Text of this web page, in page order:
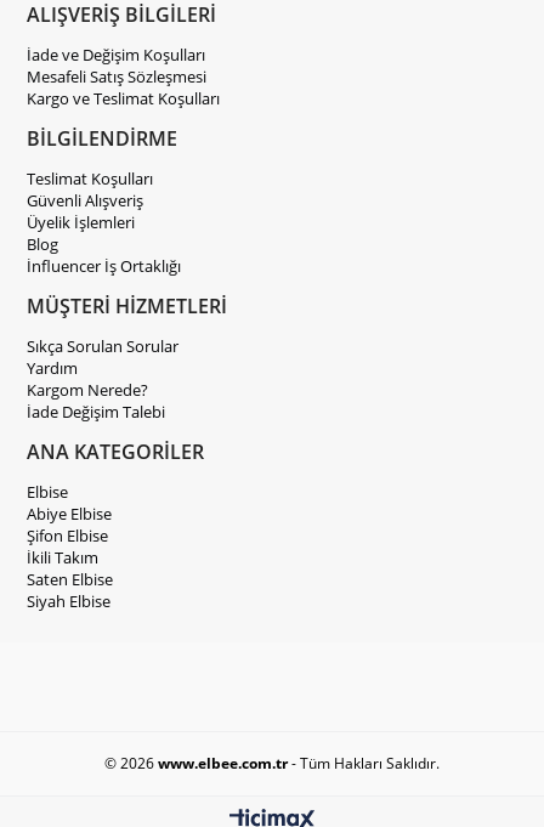
ALIŞVERİŞ BİLGİLERİ
İade ve Değişim Koşulları
Mesafeli Satış Sözleşmesi
Kargo ve Teslimat Koşulları
BİLGİLENDİRME
Teslimat Koşulları
Güvenli Alışveriş
Üyelik İşlemleri
Blog
İnfluencer İş Ortaklığı
MÜŞTERİ HİZMETLERİ
Sıkça Sorulan Sorular
Yardım
Kargom Nerede?
İade Değişim Talebi
ANA KATEGORİLER
Elbise
Abiye Elbise
Şifon Elbise
İkili Takım
Saten Elbise
Siyah Elbise
© 2026www.elbee.com.tr- Tüm Hakları Saklıdır.